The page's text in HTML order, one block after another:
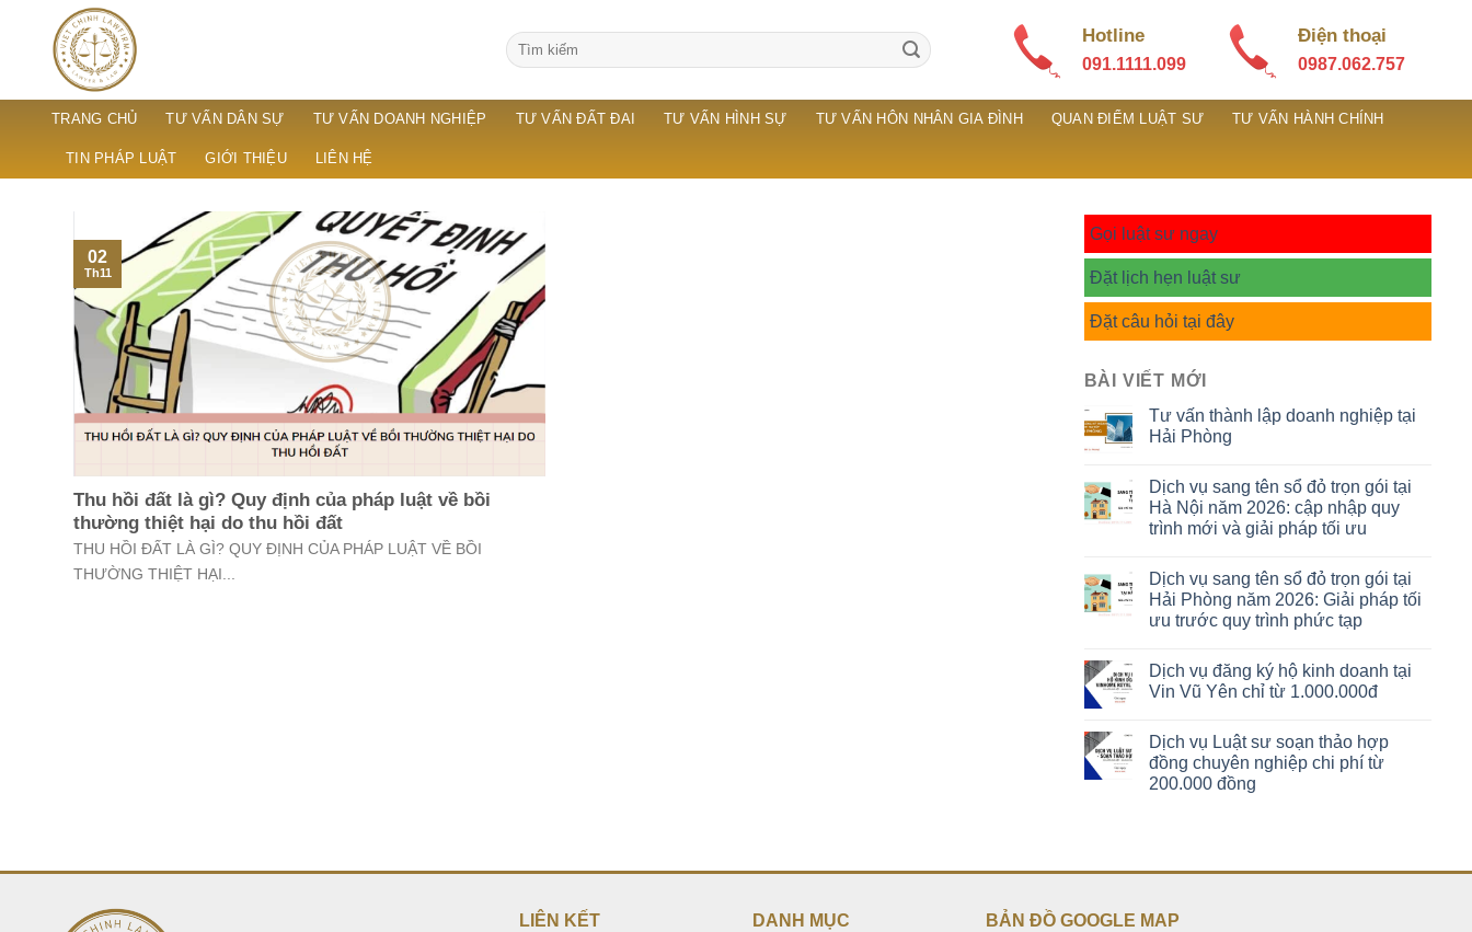
content
Hotline
091.1111.099
Điện thoại
0987.062.757
TRANG CHỦ TƯ VẤN DÂN SỰ TƯ VẤN DOANH NGHIỆP TƯ VẤN ĐẤT ĐAI TƯ VẤN HÌNH SỰ TƯ VẤN HÔN NHÂN GIA ĐÌNH QUAN ĐIỂM LUẬT SƯ TƯ VẤN HÀNH CHÍNH
TIN PHÁP LUẬT GIỚI THIỆU LIÊN HỆ
Thu hồi đất là gì? Quy định của pháp luật về bồi
thường thiệt hại do thu hồi đất
THU HỒI ĐẤT LÀ GÌ? QUY ĐỊNH CỦA PHÁP LUẬT VỀ BỒI
THƯỜNG THIỆT HẠI...
02
Th11
Gọi luật sư ngay
Đặt lịch hẹn luật sư
Đặt câu hỏi tại đây
BÀI VIẾT MỚI
Tư vấn thành lập doanh nghiệp tại
Hải Phòng
Dịch vụ sang tên sổ đỏ trọn gói tại
Hà Nội năm 2026: cập nhập quy
trình mới và giải pháp tối ưu
Dịch vụ sang tên sổ đỏ trọn gói tại
Hải Phòng năm 2026: Giải pháp tối
ưu trước quy trình phức tạp
Dịch vụ đăng ký hộ kinh doanh tại
Vin Vũ Yên chỉ từ 1.000.000đ
Dịch vụ Luật sư soạn thảo hợp
đồng chuyên nghiệp chi phí từ
200.000 đồng
LIÊN KẾT
DANH MỤC
BẢN ĐỒ GOOGLE MAP